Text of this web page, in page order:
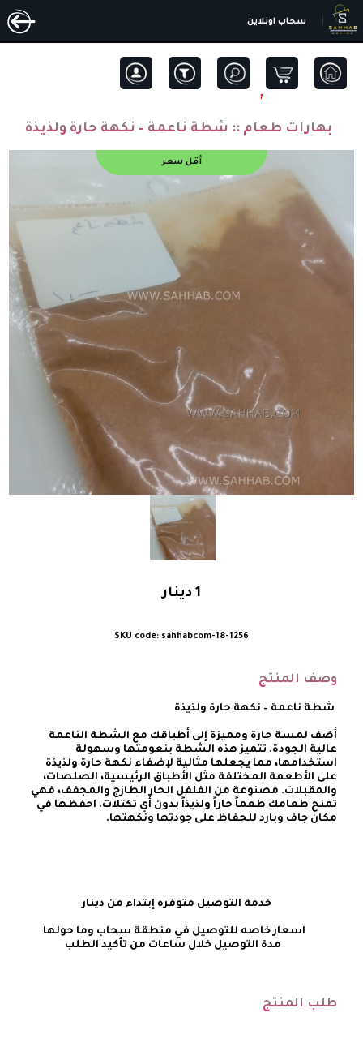
سحاب اونلاين
1
بهارات طعام :: شطة ناعمة – نكهة حارة ولذيذة
أقل سعر
1 دينار
sahhabcom-18-1256
وصف المنتج
طلب المنتج